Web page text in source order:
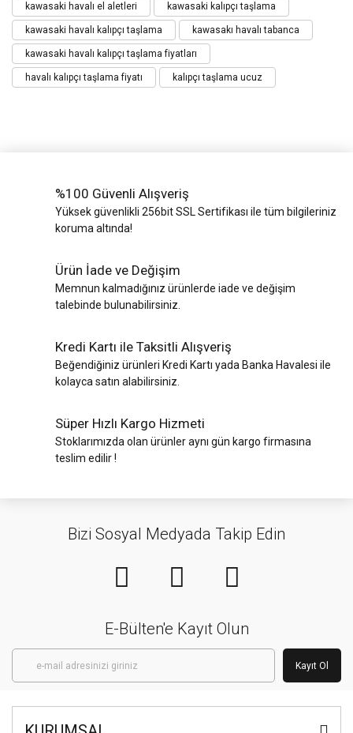
kawasaki havalı el aletleri kawasaki kalıpçı taşlama
kawasaki havalı kalıpçı taşlama kawasakı havalı tabanca
kawasaki havalı kalıpçı taşlama fiyatları
havalı kalıpçı taşlama fiyatı kalıpçı taşlama ucuz
%100 Güvenli Alışveriş
Yüksek güvenlikli 256bit SSL Sertifikası ile tüm bilgileriniz
koruma altında!
Ürün İade ve Değişim
Memnun kalmadığınız ürünlerde iade ve değişim
talebinde bulunabilirsiniz.
Kredi Kartı ile Taksitli Alışveriş
Beğendiğiniz ürünleri Kredi Kartı yada Banka Havalesi ile
kolayca satın alabilirsiniz.
Süper Hızlı Kargo Hizmeti
Stoklarımızda olan ürünler aynı gün kargo firmasına
teslim edilir !
Bizi Sosyal Medyada Takip Edin
E-Bülten'e Kayıt Olun
Kayıt Ol